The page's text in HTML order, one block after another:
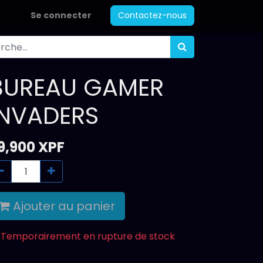
Se connecter Contactez-nous
GAMER
XPF
Ajouter au panier
en rupture de stock